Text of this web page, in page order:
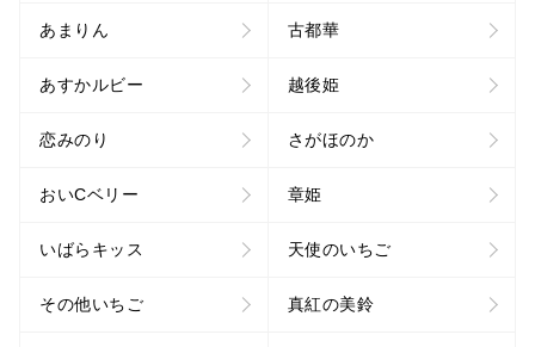
あまりん 古都華
あすかルビー 越後姫
恋みのり さがほのか
おいCベリー 章姫
いばらキッス 天使のいちご
その他いちご 真紅の美鈴